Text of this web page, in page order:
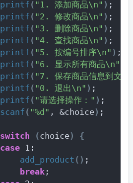
printf ( "1. 添加商品\n" ) ;
printf ( "2. 修改商品\n" ) ;
printf ( "3. 删除商品\n" ) ;
printf ( "4. 查找商品\n" ) ;
printf ( "5. 按编号排序\n" ) ;
printf ( "6. 显示所有商品\n"
printf ( "7. 保存商品信息到文
printf ( "0. 退出\n" ) ;
printf ( "请选择操作：" ) ;
scanf ( "%d" , &choice) ;
switch (choice)
{
case 1:
add_product () ;
break ;